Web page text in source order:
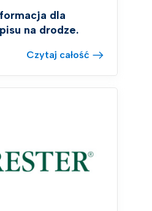
dla
na drodze.
Czytaj całość